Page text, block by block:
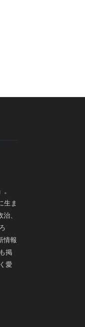
生ま
、
情報
掲
愛